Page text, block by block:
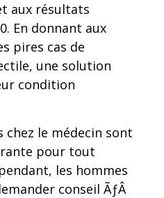
aux résultats
En donnant aux
pires cas de
une solution
condition
chez le médecin sont
pour tout
les hommes
conseil ÃƒÂ